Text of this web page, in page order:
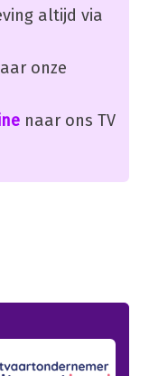
altijd via
onze
naar ons TV